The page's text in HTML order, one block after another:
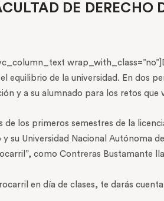
DE DERECHO
equilibrio de la universidad. En dos
y a su alumnado para los retos que
de los primeros semestres de la
y su Universidad Nacional Autónoma
como Contreras Bustamante
en día de clases, te darás